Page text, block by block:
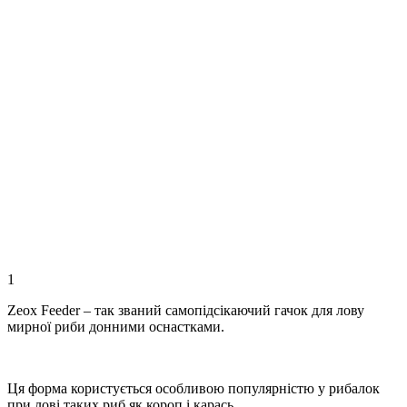
1
Zeox Feeder – так званий самопідсікаючий гачок для лову
мирної риби донними оснастками.
Ця форма користується особливою популярністю у рибалок